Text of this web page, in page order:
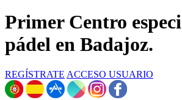
Primer Centro
pádel en Badajoz.
REGÍSTRATE ACCESO USUARIO